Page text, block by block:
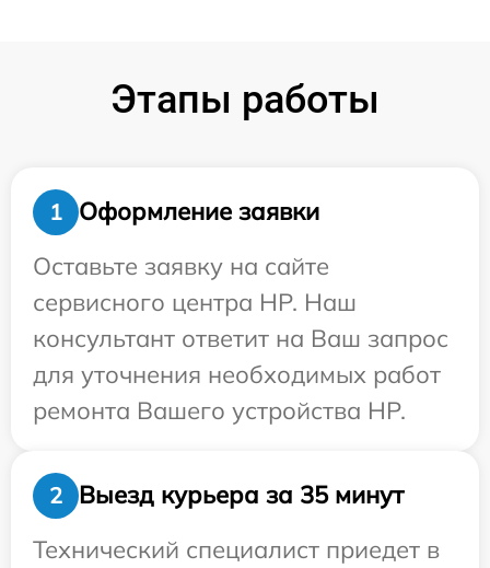
Этапы работы
1
Оформление заявки
Оставьте заявку на сайте
сервисного центра HP. Наш
консультант ответит на Ваш запрос
для уточнения необходимых работ
ремонта Вашего устройства HP.
2
Выезд курьера за 35 минут
Технический специалист приедет в